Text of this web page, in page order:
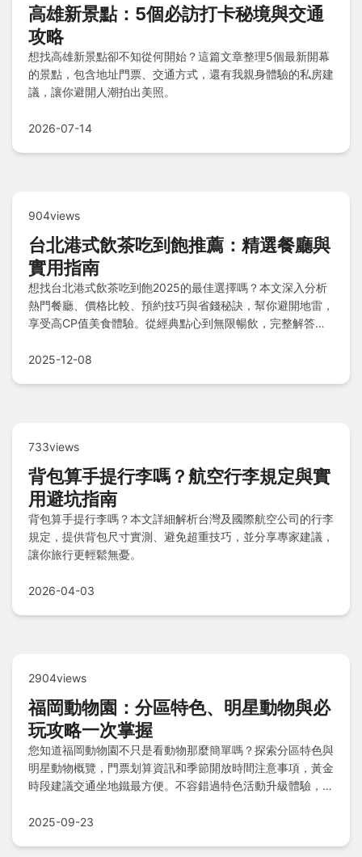
高雄新景點：5個必訪打卡秘境與交通
攻略
想找高雄新景點卻不知從何開始？這篇文章整理5個最新開幕
的景點，包含地址門票、交通方式，還有我親身體驗的私房建
議，讓你避開人潮拍出美照。
2026-07-14
904views
台北港式飲茶吃到飽推薦：精選餐廳與
實用指南
想找台北港式飲茶吃到飽2025的最佳選擇嗎？本文深入分析
熱門餐廳、價格比較、預約技巧與省錢秘訣，幫你避開地雷，
享受高CP值美食體驗。從經典點心到無限暢飲，完整解答你
2025-12-08
733views
背包算手提行李嗎？航空行李規定與實
用避坑指南
背包算手提行李嗎？本文詳細解析台灣及國際航空公司的行李
規定，提供背包尺寸實測、避免超重技巧，並分享專家建議，
讓你旅行更輕鬆無憂。
2026-04-03
2904views
福岡動物園：分區特色、明星動物與必
玩攻略一次掌握
您知道福岡動物園不只是看動物那麼簡單嗎？探索分區特色與
明星動物概覽，門票划算資訊和季節開放時間注意事項，黃金
時段建議交通坐地鐵最方便。不容錯過特色活動升級體驗，點
住宿推薦，常見問題簡答讓您玩得盡興又貼心！
2025-09-23